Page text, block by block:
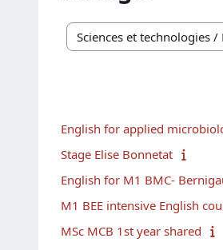
Catégories de cours
English for applied
Stage Elise Bonnetat
English for M1 BMC-
M1 BEE intensive English
MSc MCB 1st year shared